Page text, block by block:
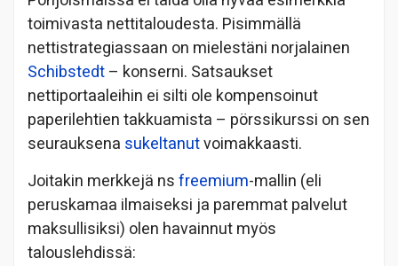
toimivasta nettitaloudesta. Pisimmällä
nettistrategiassaan on mielestäni norjalainen
Schibstedt– konserni. Satsaukset
nettiportaaleihin ei silti ole kompensoinut
paperilehtien takkuamista – pörssikurssi on sen
seurauksena sukeltanutvoimakkaasti.
Joitakin merkkejä nsfreemium-mallin (eli
peruskamaa ilmaiseksi ja paremmat palvelut
maksullisiksi) olen havainnut myös
talouslehdissä: